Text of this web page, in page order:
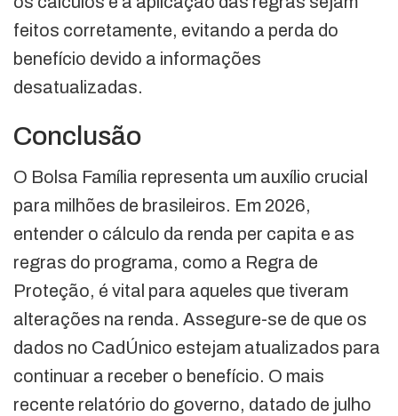
feitos corretamente, evitando a perda do
benefício devido a informações
desatualizadas.
Conclusão
O Bolsa Família representa um auxílio crucial
para milhões de brasileiros. Em 2026,
entender o cálculo da renda per capita e as
regras do programa, como a Regra de
Proteção, é vital para aqueles que tiveram
alterações na renda. Assegure-se de que os
dados no CadÚnico estejam atualizados para
continuar a receber o benefício. O mais
recente relatório do governo, datado de julho